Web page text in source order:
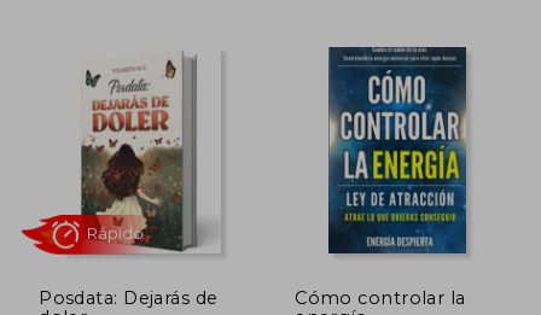
Posdata: Dejarás de
Cómo controlar la